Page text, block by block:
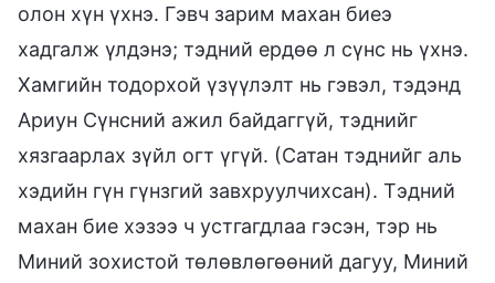
олон хүн үхнэ. Гэвч зарим махан биеэ
хадгалж үлдэнэ; тэдний ердөө л сүнс нь үхнэ.
Хамгийн тодорхой үзүүлэлт нь гэвэл, тэдэнд
Ариун Сүнсний ажил байдаггүй, тэднийг
хязгаарлах зүйл огт үгүй. (Сатан тэднийг аль
хэдийн гүн гүнзгий завхруулчихсан). Тэдний
махан бие хэзээ ч устгагдлаа гэсэн, тэр нь
Миний зохистой төлөвлөгөөний дагуу, Миний